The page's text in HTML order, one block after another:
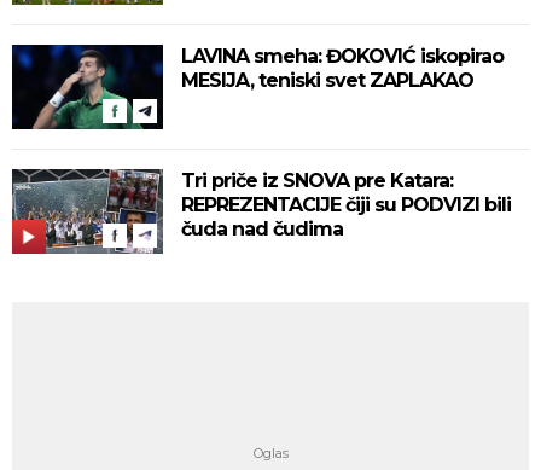
LAVINA smeha: ĐOKOVIĆ iskopirao
MESIJA, teniski svet ZAPLAKAO
Tri priče iz SNOVA pre Katara:
REPREZENTACIJE čiji su PODVIZI bili
čuda nad čudima